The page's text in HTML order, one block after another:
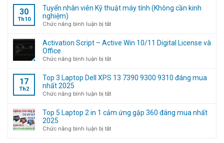
hoạt
Windows
11
qua
đăng
tài
khoản
30
Th10
Tuyển nhân viên Kỹ thuật máy tính (Không cần kinh
nghiệm)
Chức năng bình luận bị tắtở
nhân
Kỹ
máy
(Không
kinh
nghiệm)
Activation Script – Active Win 10/11 Digital License và
Office
Chức năng bình luận bị tắtở
Script
Active
10/11
License
17
Th2
Top 3 Laptop Dell XPS 13 7390 9300 9310 đáng mua
nhất 2025
Chức năng bình luận bị tắtở
3
Dell
Top 5 Laptop 2 in 1 cảm ứng gập 360 đáng mua nhất
2025
Chức năng bình luận bị tắtở